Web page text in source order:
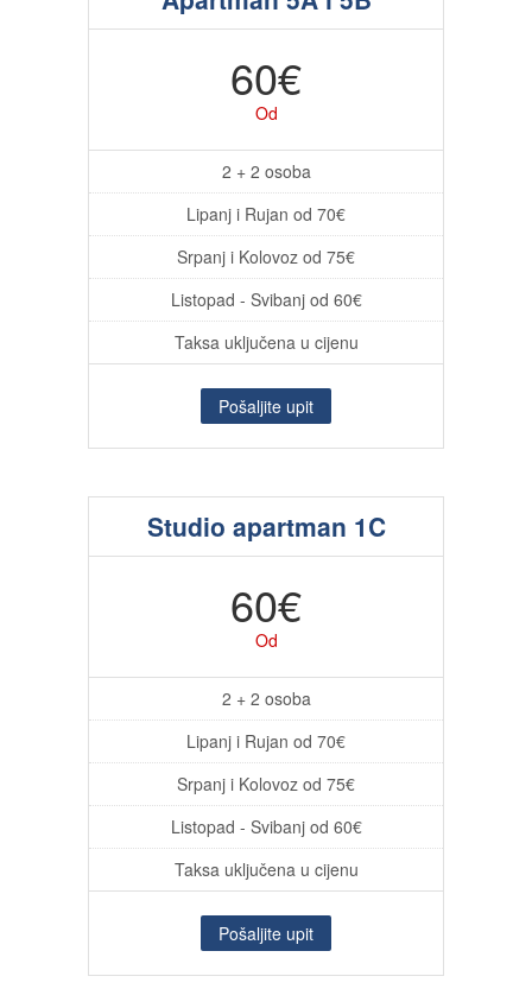
60€
Od
2 + 2 osoba
Lipanj i Rujan od 70€
Srpanj i Kolovoz od 75€
Listopad - Svibanj od 60€
Taksa uključena u cijenu
Pošaljite upit
Studio apartman 1C
60€
Od
2 + 2 osoba
Lipanj i Rujan od 70€
Srpanj i Kolovoz od 75€
Listopad - Svibanj od 60€
Taksa uključena u cijenu
Pošaljite upit